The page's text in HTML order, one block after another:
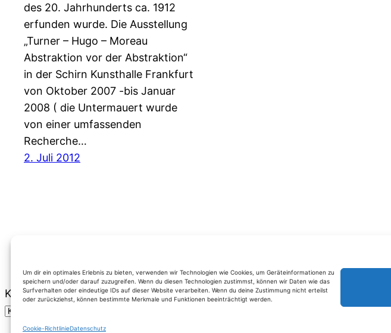
Um dir ein optimales Erlebnis zu bieten, verwenden wir Technologien wie Cookies, um Geräteinformationen zu
speichern und/oder darauf zuzugreifen. Wenn du diesen Technologien zustimmst, können wir Daten wie das
Surfverhalten oder eindeutige IDs auf dieser Website verarbeiten. Wenn du deine Zustimmung nicht erteilst
oder zurückziehst, können bestimmte Merkmale und Funktionen beeinträchtigt werden.
Cookie-RichtlinieDatenschutz
des 20. Jahrhunderts ca. 1912
erfunden wurde. Die Ausstellung
„Turner – Hugo – Moreau
Abstraktion vor der Abstraktion“
in der Schirn Kunsthalle Frankfurt
von Oktober 2007 -bis Januar
2008 ( die Untermauert wurde
von einer umfassenden
Recherche…
2. Juli 2012
Kategorien